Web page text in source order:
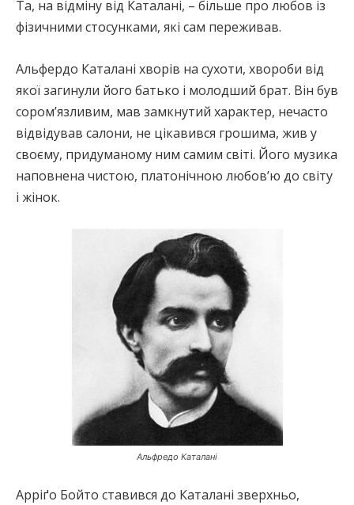
Та, на відміну від Каталані, – більше про любов із
фізичними стосунками, які сам переживав.
Альфердо Каталані хворів на сухоти, хвороби від
якої загинули його батько і молодший брат. Він був
сором’язливим, мав замкнутий характер, нечасто
відвідував салони, не цікавився грошима, жив у
своєму, придуманому ним самим світі. Його музика
наповнена чистою, платонічною любов’ю до світу
і жінок.
Альфредо Каталані
Арріґо Бойто ставився до Каталані зверхньо,